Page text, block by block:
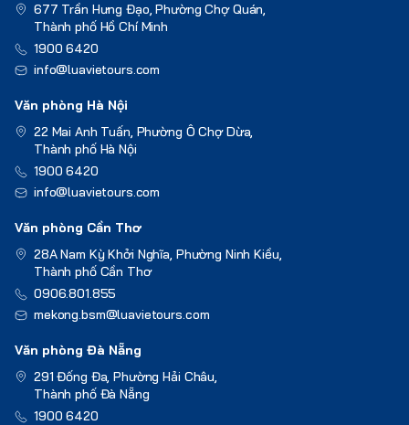
677 Trần Hưng Đạo, Phường Chợ Quán,
Thành phố Hồ Chí Minh
1900 6420
info@luavietours.com
Văn phòng Hà Nội
22 Mai Anh Tuấn, Phường Ô Chợ Dừa,
Thành phố Hà Nội
1900 6420
info@luavietours.com
Văn phòng Cần Thơ
28A Nam Kỳ Khởi Nghĩa, Phường Ninh Kiều,
Thành phố Cần Thơ
0906.801.855
mekong.bsm@luavietours.com
Văn phòng Đà Nẵng
291 Đống Đa, Phường Hải Châu,
Thành phố Đà Nẵng
1900 6420